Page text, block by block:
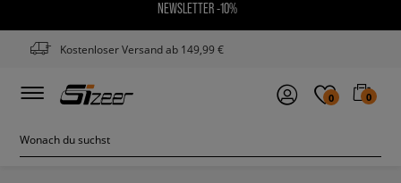
NEWSLETTER -10%
Kostenloser Versand ab 149,99 €
0 0